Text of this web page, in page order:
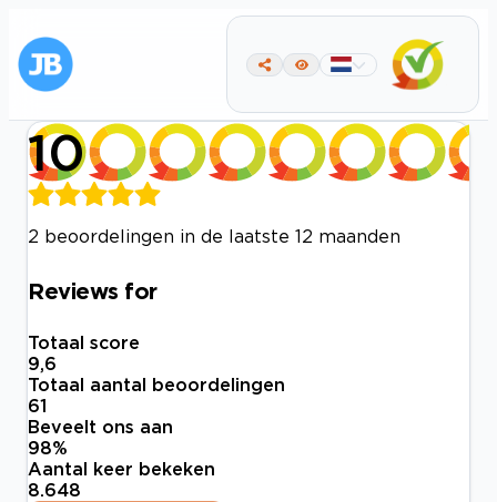
10
2 beoordelingen in de laatste 12 maanden
Reviews for
Totaal score
9,6
Totaal aantal beoordelingen
61
Beveelt ons aan
98%
Aantal keer bekeken
8.648